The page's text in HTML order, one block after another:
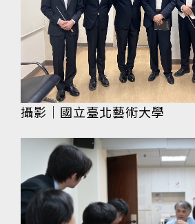
攝影｜國立臺北藝術大學